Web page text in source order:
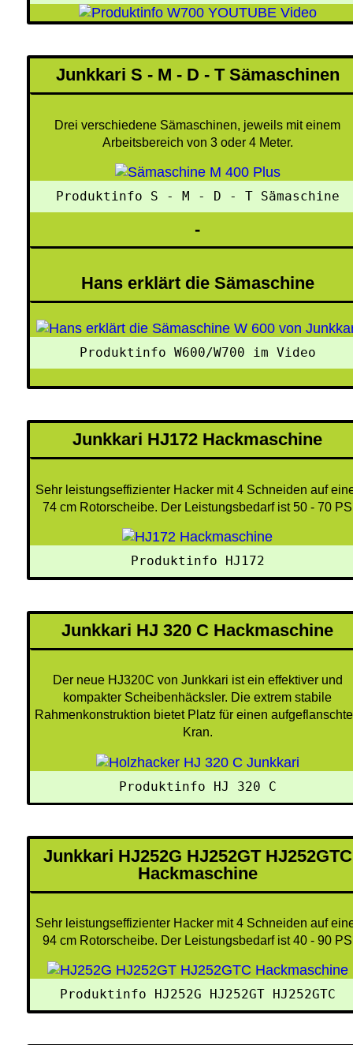
Junkkari S - M - D - T Sämaschinen
Drei verschiedene Sämaschinen, jeweils mit einem
Arbeitsbereich von 3 oder 4 Meter.
Produktinfo S - M - D - T Sämaschine
-
Hans erklärt die Sämaschine
Produktinfo W600/W700 im Video
Junkkari HJ172 Hackmaschine
Sehr leistungseffizienter Hacker mit 4 Schneiden auf
74 cm Rotorscheibe. Der Leistungsbedarf ist 50 - 70 PS
Produktinfo HJ172
Junkkari HJ 320 C Hackmaschine
Der neue HJ320C von Junkkari ist ein effektiver und
kompakter Scheibenhäcksler. Die extrem stabile
Rahmenkonstruktion bietet Platz für einen
Kran.
Produktinfo HJ 320 C
Junkkari HJ252G HJ252GT HJ252GTC
Hackmaschine
Sehr leistungseffizienter Hacker mit 4 Schneiden auf
94 cm Rotorscheibe. Der Leistungsbedarf ist 40 - 90 PS
Produktinfo HJ252G HJ252GT HJ252GTC